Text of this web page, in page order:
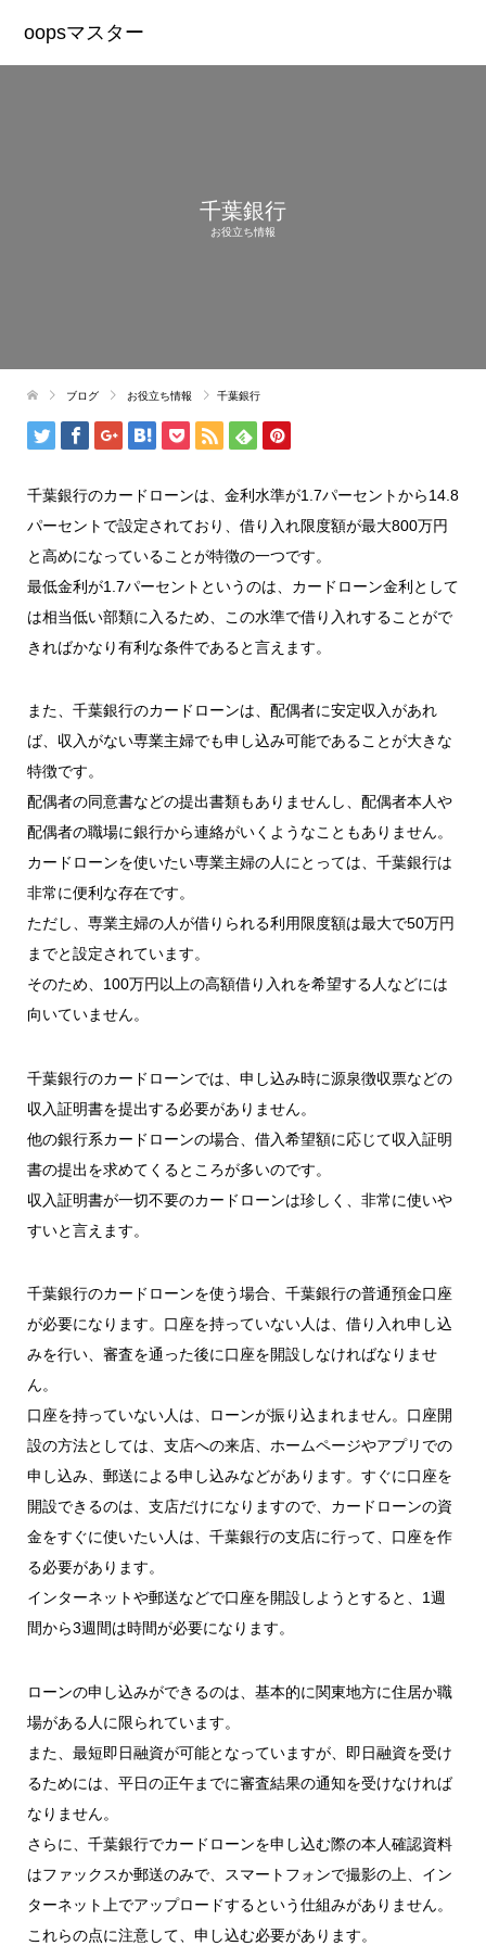
oopsマスター
千葉銀行
お役立ち情報
ブログ お役立ち情報 千葉銀行
千葉銀行のカードローンは、金利水準が1.7パーセントから14.8
パーセントで設定されており、借り入れ限度額が最大800万円
と高めになっていることが特徴の一つです。
最低金利が1.7パーセントというのは、カードローン金利として
は相当低い部類に入るため、この水準で借り入れすることがで
きればかなり有利な条件であると言えます。
また、千葉銀行のカードローンは、配偶者に安定収入があれ
ば、収入がない専業主婦でも申し込み可能であることが大きな
特徴です。
配偶者の同意書などの提出書類もありませんし、配偶者本人や
配偶者の職場に銀行から連絡がいくようなこともありません。
カードローンを使いたい専業主婦の人にとっては、千葉銀行は
非常に便利な存在です。
ただし、専業主婦の人が借りられる利用限度額は最大で50万円
までと設定されています。
そのため、100万円以上の高額借り入れを希望する人などには
向いていません。
千葉銀行のカードローンでは、申し込み時に源泉徴収票などの
収入証明書を提出する必要がありません。
他の銀行系カードローンの場合、借入希望額に応じて収入証明
書の提出を求めてくるところが多いのです。
収入証明書が一切不要のカードローンは珍しく、非常に使いや
すいと言えます。
千葉銀行のカードローンを使う場合、千葉銀行の普通預金口座
が必要になります。口座を持っていない人は、借り入れ申し込
みを行い、審査を通った後に口座を開設しなければなりませ
ん。
口座を持っていない人は、ローンが振り込まれません。口座開
設の方法としては、支店への来店、ホームページやアプリでの
申し込み、郵送による申し込みなどがあります。すぐに口座を
開設できるのは、支店だけになりますので、カードローンの資
金をすぐに使いたい人は、千葉銀行の支店に行って、口座を作
る必要があります。
インターネットや郵送などで口座を開設しようとすると、1週
間から3週間は時間が必要になります。
ローンの申し込みができるのは、基本的に関東地方に住居か職
場がある人に限られています。
また、最短即日融資が可能となっていますが、即日融資を受け
るためには、平日の正午までに審査結果の通知を受けなければ
なりません。
さらに、千葉銀行でカードローンを申し込む際の本人確認資料
はファックスか郵送のみで、スマートフォンで撮影の上、イン
ターネット上でアップロードするという仕組みがありません。
これらの点に注意して、申し込む必要があります。